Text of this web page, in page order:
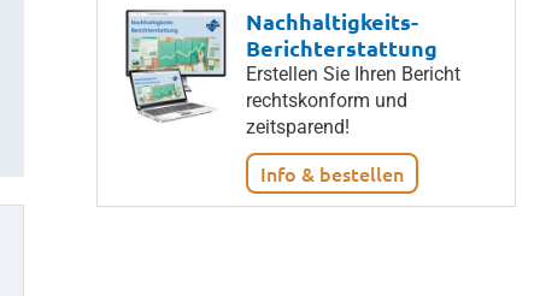
Nachhaltigkeits-
Berichterstattung
Erstellen Sie Ihren Bericht
rechtskonform und
zeitsparend!
Info & bestellen